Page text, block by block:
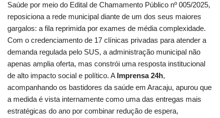
Saúde por meio do Edital de Chamamento Público nº 005/2025,
reposiciona a rede municipal diante de um dos seus maiores
gargalos: a fila reprimida por exames de média complexidade.
Com o credenciamento de 17 clínicas privadas para atender a
demanda regulada pelo SUS, a administração municipal não
apenas amplia oferta, mas constrói uma resposta institucional
de alto impacto social e político. A Imprensa 24h,
acompanhando os bastidores da saúde em Aracaju, apurou que
a medida é vista internamente como uma das entregas mais
estratégicas do ano por combinar redução de espera,